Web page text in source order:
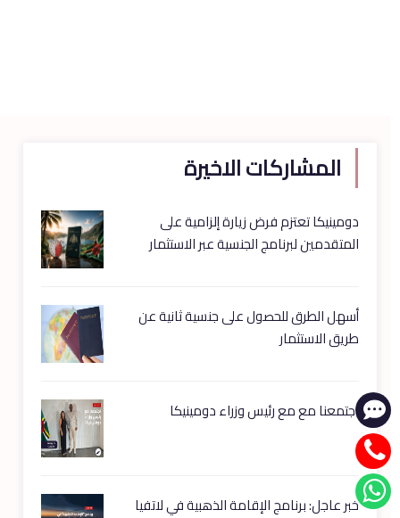
المشاركات الاخيرة
دومينيكا تعتزم فرض زيارة إلزامية على
المتقدمين لبرنامج الجنسية عبر الاستثمار
أسهل الطرق للحصول على جنسية ثانية عن
طريق الاستثمار
اجتمعنا مع مع رئيس وزراء دومينيكا
خبر عاجل: برنامج الإقامة الذهبية في لاتفيا